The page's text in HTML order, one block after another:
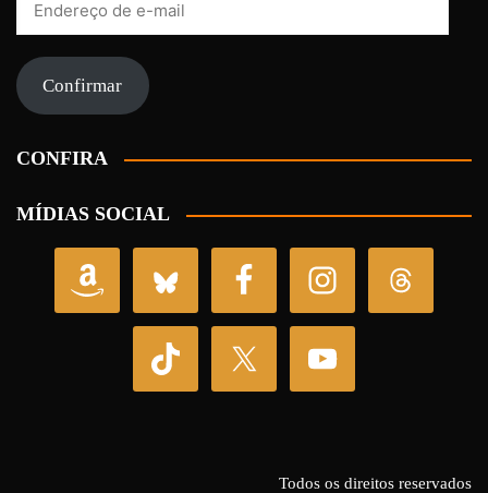
mail Confirmar
CONFIRA
MÍDIAS SOCIAL
Todos os direitos reservados